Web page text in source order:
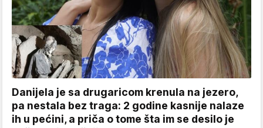
Danijela je sa drugaricom krenula na jezero,
pa nestala bez traga: 2 godine kasnije nalaze
ih u pećini, a priča o tome šta im se desilo je